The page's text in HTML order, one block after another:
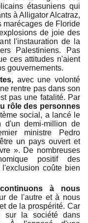
étasuniens qui
à Alligator Alcatraz,
marécages de Floride
de joie des
l'instauration de la
Palestiniens. Pas
ces attitudes n'aient
gouvernements.
avec une volonté
rentre pas dans son
pas une fatalité. Par
rôle des personnes
social, a lancé le
d'un demi-million de
ministre Pedro
un pays ouvert et
». De nombreuses
positif des
coûte bien
à nous
de l'autre et à nous
de la prospérité. Car
sur la société dans